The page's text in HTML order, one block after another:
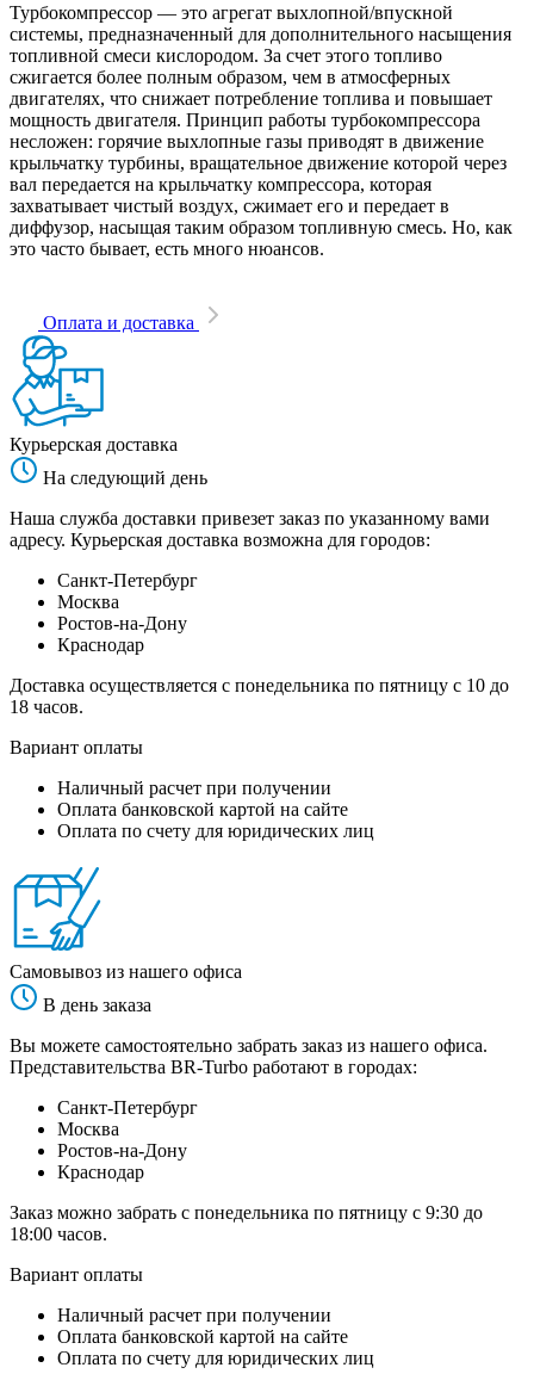
Турбокомпрессор — это агрегат выхлопной/впускной
системы, предназначенный для дополнительного насыщения
топливной смеси кислородом. За счет этого топливо
сжигается более полным образом, чем в атмосферных
двигателях, что снижает потребление топлива и повышает
мощность двигателя. Принцип работы турбокомпрессора
несложен: горячие выхлопные газы приводят в движение
крыльчатку турбины, вращательное движение которой через
вал передается на крыльчатку компрессора, которая
захватывает чистый воздух, сжимает его и передает в
диффузор, насыщая таким образом топливную смесь. Но, как
это часто бывает, есть много нюансов.
Оплата и доставка
Курьерская доставка
На следующий день
Наша служба доставки привезет заказ по указанному вами
адресу. Курьерская доставка возможна для городов:
Санкт-Петербург
Москва
Ростов-на-Дону
Краснодар
Доставка осуществляется с понедельника по пятницу с 10 до
18 часов.
Вариант оплаты
Наличный расчет при получении
Оплата банковской картой на сайте
Оплата по счету для юридических лиц
Самовывоз из нашего офиса
В день заказа
Вы можете самостоятельно забрать заказ из нашего офиса.
Представительства BR-Turbo работают в городах:
Санкт-Петербург
Москва
Ростов-на-Дону
Краснодар
Заказ можно забрать с понедельника по пятницу с 9:30 до
18:00 часов.
Вариант оплаты
Наличный расчет при получении
Оплата банковской картой на сайте
Оплата по счету для юридических лиц